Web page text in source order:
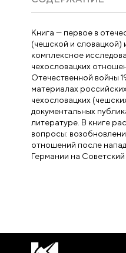
Книга — первое в
(чешской и словацкой)
комплексное
чехословацких
Отечественной войны
материалах
чехословацких
документальных
литературе. В книге
вопросы:
отношений после
Германии на